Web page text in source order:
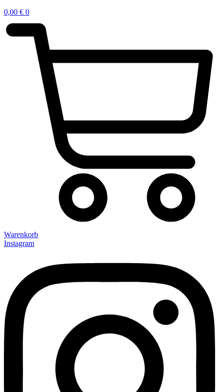
0,00 € 0
Warenkorb
Instagram